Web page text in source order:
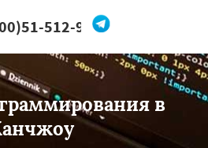
512-96
мне
в